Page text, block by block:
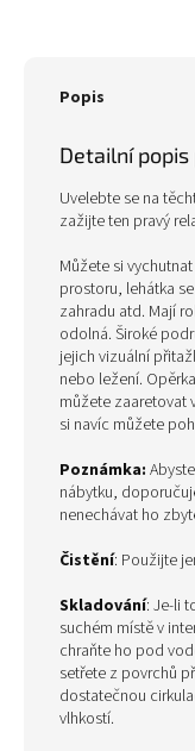
Popis
Detailní
Uvelebte se na
zažijte ten pravý
Můžete si
prostoru, lehátka
zahradu atd. Mají
odolná. Široké
jejich vizuální
nebo ležení.
můžete zaaretovat
si navíc můžete
Poznámka:
nábytku,
nenechávat ho
Čistění: Použijte
Skladování: Je-li
suchém místě v
chraňte ho pod
setřete z povrchů
dostatečnou
vlhkostí.